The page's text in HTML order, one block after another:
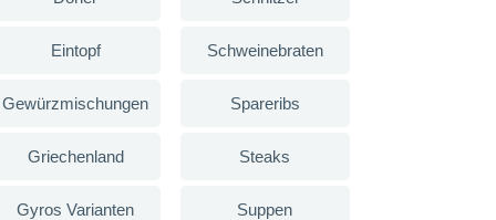
Eintopf
Gewürzmischungen
Griechenland
Gyros Varianten
Schweinebraten
Spareribs
Steaks
Suppen